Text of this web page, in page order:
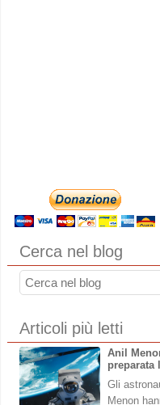
Cerca nel blog
Articoli più letti
Anil
preparata
Gli
Menon